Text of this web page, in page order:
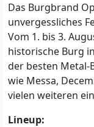
Das Burgbrand
unvergessliches
Vom 1. bis 3.
historische Burg
der besten Metal-
wie Messa,
vielen weiteren
Lineup: